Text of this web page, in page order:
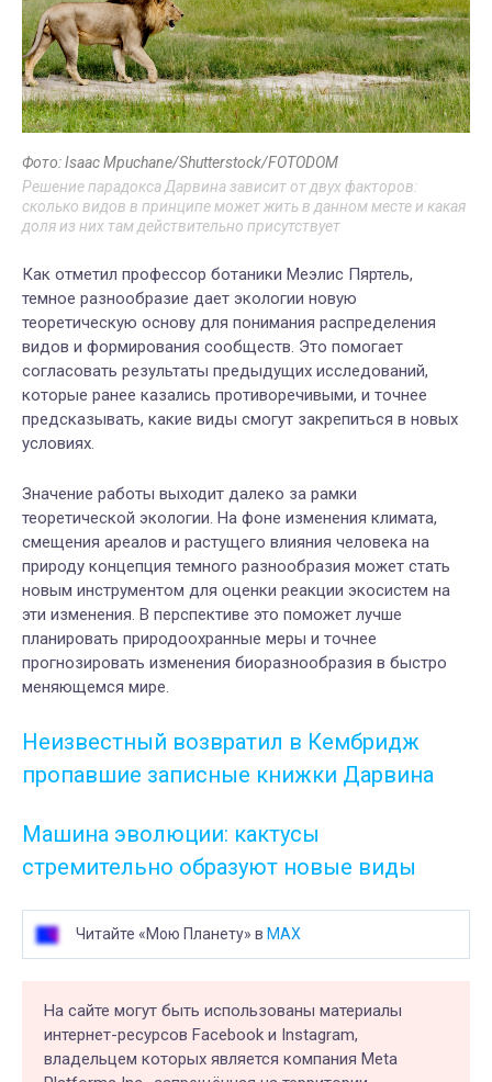
Фото: Isaac Mpuchane/Shutterstock/FOTODOM
Решение парадокса Дарвина зависит от двух факторов:
сколько видов в принципе может жить в данном месте и какая
доля из них там действительно присутствует
Как отметил профессор ботаники Меэлис Пяртель,
темное разнообразие дает экологии новую
теоретическую основу для понимания распределения
видов и формирования сообществ. Это помогает
согласовать результаты предыдущих исследований,
которые ранее казались противоречивыми, и точнее
предсказывать, какие виды смогут закрепиться в новых
условиях.
Значение работы выходит далеко за рамки
теоретической экологии. На фоне изменения климата,
смещения ареалов и растущего влияния человека на
природу концепция темного разнообразия может стать
новым инструментом для оценки реакции экосистем на
эти изменения. В перспективе это поможет лучше
планировать природоохранные меры и точнее
прогнозировать изменения биоразнообразия в быстро
меняющемся мире.
Неизвестный возвратил в Кембридж
пропавшие записные книжки Дарвина
Машина эволюции: кактусы
стремительно образуют новые виды
Читайте «Мою Планету» в MAX
На сайте могут быть использованы материалы
интернет-ресурсов Facebook и Instagram,
владельцем которых является компания Meta